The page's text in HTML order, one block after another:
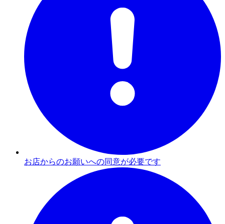
お店からのお願いへの同意が必要です